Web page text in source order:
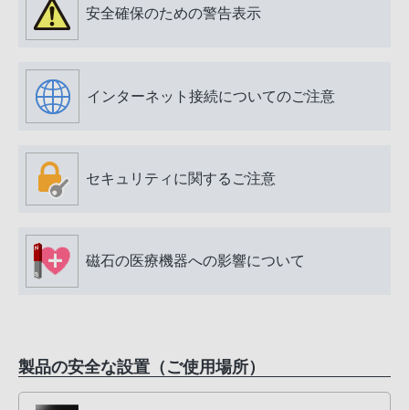
安全確保のための警告表示
インターネット接続についてのご注意
セキュリティに関するご注意
磁石の医療機器への影響について
製品の安全な設置（ご使用場所）